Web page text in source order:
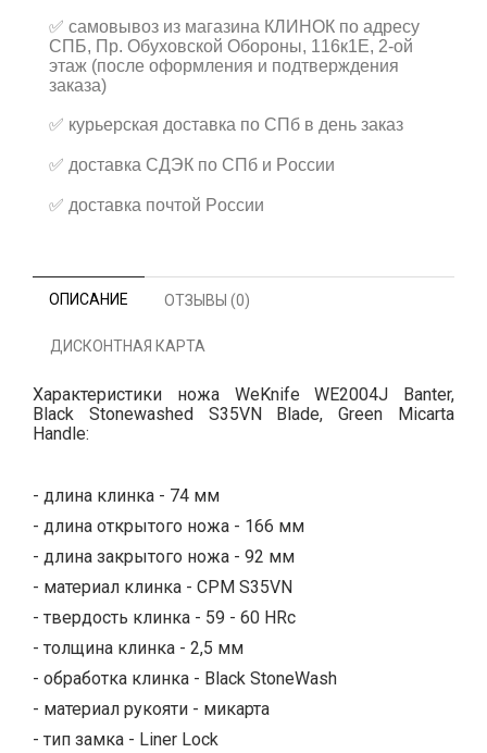
✅ самовывоз из магазина КЛИНОК по адресу
СПБ, Пр. Обуховской Обороны, 116к1Е, 2-ой
этаж (после оформления и подтверждения
заказа)
✅ курьерская доставка по СПб в день заказ
✅ доставка СДЭК по СПб и России
✅ доставка почтой России
ОПИСАНИЕ ОТЗЫВЫ (0)
ДИСКОНТНАЯ КАРТА
Характеристики ножа WeKnife WE2004J Banter,
Black Stonewashed S35VN Blade, Green Micarta
Handle:
- длина клинка - 74 мм
- длина открытого ножа - 166 мм
- длина закрытого ножа - 92 мм
- материал клинка - CPM S35VN
- твердость клинка - 59 - 60 HRc
- толщина клинка - 2,5 мм
- обработка клинка - Black StoneWash
- материал рукояти - микарта
- тип замка - Liner Lock